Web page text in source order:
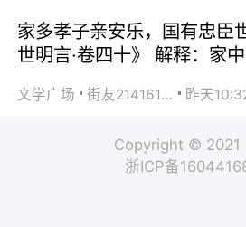
家多孝子亲安乐，国有忠臣
世明言·卷四十》 解释：家
文学广场 街友21416156 昨天
Copyright © 2021
浙ICP备